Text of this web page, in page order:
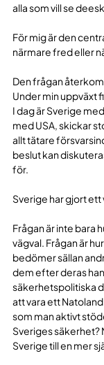
alla som vill se
För mig är den
närmare fred eller
Den frågan
Under min uppväxt
I dag är Sverige
med USA, skickar
allt tätare
beslut kan
för.
Sverige har gjort ett
Frågan är inte bara
vägval. Frågan är
bedömer sällan
dem efter deras
säkerhetspolitiska
att vara ett
som man aktivt
Sveriges säkerhet?
Sverige till en mer